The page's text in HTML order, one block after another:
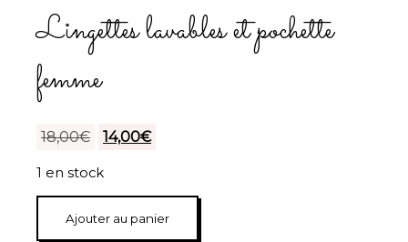
Lingettes lavables et pochette
femme
18,00€
Le
initial
était :
18,00€.
14,00€
est :
14,00€.
1 en stock
Ajouter au panier